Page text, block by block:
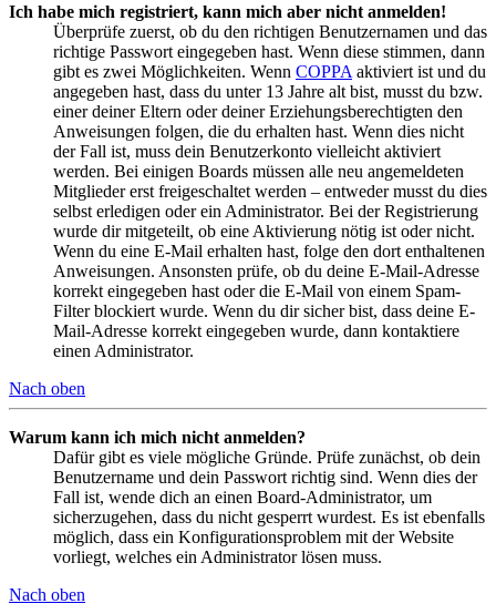
Ich habe mich registriert, kann mich aber nicht anmelden!
Überprüfe zuerst, ob du den richtigen Benutzernamen und das
richtige Passwort eingegeben hast. Wenn diese stimmen, dann
gibt es zwei Möglichkeiten. Wenn COPPA aktiviert ist und du
angegeben hast, dass du unter 13 Jahre alt bist, musst du bzw.
einer deiner Eltern oder deiner Erziehungsberechtigten den
Anweisungen folgen, die du erhalten hast. Wenn dies nicht
der Fall ist, muss dein Benutzerkonto vielleicht aktiviert
werden. Bei einigen Boards müssen alle neu angemeldeten
Mitglieder erst freigeschaltet werden – entweder musst du dies
selbst erledigen oder ein Administrator. Bei der Registrierung
wurde dir mitgeteilt, ob eine Aktivierung nötig ist oder nicht.
Wenn du eine E-Mail erhalten hast, folge den dort enthaltenen
Anweisungen. Ansonsten prüfe, ob du deine E-Mail-Adresse
korrekt eingegeben hast oder die E-Mail von einem Spam-
Filter blockiert wurde. Wenn du dir sicher bist, dass deine E-
Mail-Adresse korrekt eingegeben wurde, dann kontaktiere
einen Administrator.
Nach oben
Warum kann ich mich nicht anmelden?
Dafür gibt es viele mögliche Gründe. Prüfe zunächst, ob dein
Benutzername und dein Passwort richtig sind. Wenn dies der
Fall ist, wende dich an einen Board-Administrator, um
sicherzugehen, dass du nicht gesperrt wurdest. Es ist ebenfalls
möglich, dass ein Konfigurationsproblem mit der Website
vorliegt, welches ein Administrator lösen muss.
Nach oben